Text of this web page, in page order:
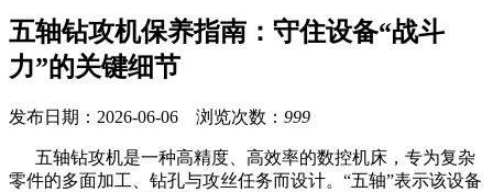
五轴钻攻机保养指南：守住设备“战斗
力”的关键细节
发布日期：2026-06-06 浏览次数： 999
五轴钻攻机是一种高精度、高效率的数控机床，专为复杂
零件的多面加工、钻孔与攻丝任务而设计。“五轴”表示该设备